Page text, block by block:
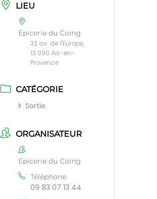
LIEU
Epicerie du Coing
32 av. de l'Europe,
13 090 Aix-en-
Provence
CATÉGORIE
Sortie
ORGANISATEUR
Epicerie du Coing
Téléphone
09 83 07 13 44